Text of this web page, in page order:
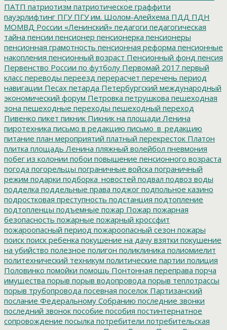
ПАТП патриотизм патриотическое граффити
пауэрлифтинг ПГУПГУ им. Шолом-Алейхема ПДД ПДН
МОМВД России «Ленинский» педагоги педагогическая
тайна пенсии пенсионер пенсионерка пенсионеры
пенсионная грамотность пенсионная реформа пенсионные
накопления пенсионный возраст Пенсионный фонд пенсия
Первенство России по футболу Первомай 2017 первый
класс переводы переезд перерасчет перечень период
навигации Песах петарда Петербургский международный
экономический форум Петровка петрушкова пешеходная
зона пешеходные переходы пешеходный переход
Пивенко пикет пикник Пикник на площади Ленина
пиротехника письмо в редакцию письмо_в_редакцию
питание план мероприятий платный перекресток Платон
плитка площадь Ленина пляжный волейбол пневмония
побег из колонии побои повышение пенсионного возраста
погода погорельцы пограничные войска пограничный
режим подарки подборка_новостей подвал подвоз воды
подделка поддельные права поджог подпольное казино
подростковая преступность подстанция подтопление
подтопленцы подъемные пожар Пожар пожарная
безопасность пожарные пожарный кроссфит
пожароопасный период пожароопасный сезон пожары
поиск поиск ребенка покушение на дачу взятки покушение
на убийство полезное полигон поликлиника полиомиелит
политехнический техникум политические партии полиция
Половинко помойки помощь Понтонная переправа порча
имущества порыв порыв водопровода порыв теплотрассы
порыв трубопровода посевная поселок Партизанский
послание Федеральному Собранию последние звонки
последний звонок пособие пособия постинтернатное
сопровождение посылка потребители потребительская